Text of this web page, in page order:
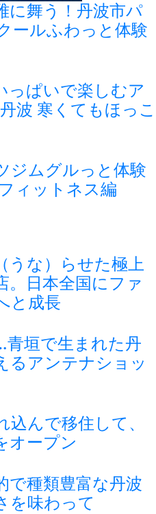
に舞う！丹波市パ
ールふわっと体験
っぱいで楽しむア
波 寒くてもほっこ
ジムグルっと体験
ィットネス編
うな）らせた極上
。日本全国にファ
と成長
垣で生まれた丹
るアンテナショッ
んで移住して、
オープン
で種類豊富な丹波
を味わって